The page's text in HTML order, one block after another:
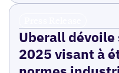
Uberall
2025 visant à